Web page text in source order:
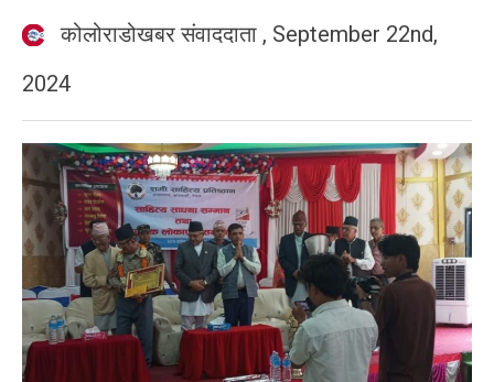
कोलोराडोखबर संवाददाता , September 22nd,
2024